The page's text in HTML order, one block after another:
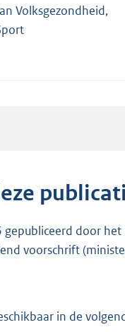
Volksgezondheid,
door
voorschrift
in de